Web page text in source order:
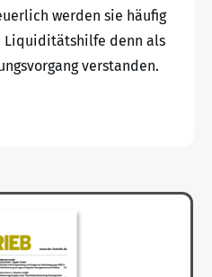
werden sie häufig
Liquiditätshilfe denn als
verstanden.